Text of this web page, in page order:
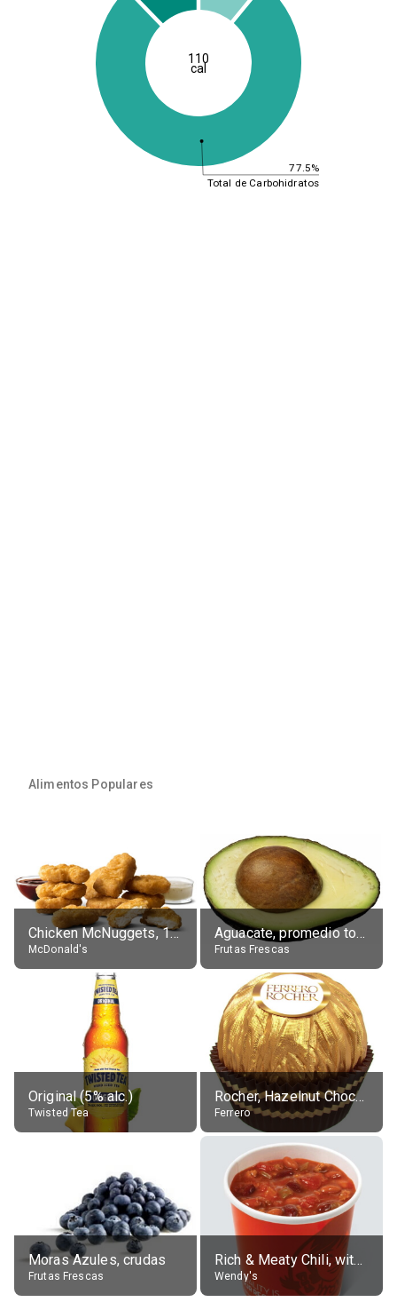
77.5%
Total de Carbohidratos
110
cal
Alimentos Populares
Chicken McNuggets, 10 pieces, without sauce
McDonald's
Aguacate, promedio todos variedades, crudo
Frutas Frescas
Original (5% alc.)
Twisted Tea
Rocher, Hazelnut Chocolate Ball
Ferrero
Moras Azules, crudas
Frutas Frescas
Rich & Meaty Chili, without toppings, large
Wendy's